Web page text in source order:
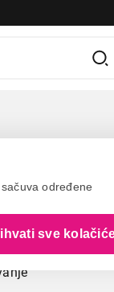
određene
sve